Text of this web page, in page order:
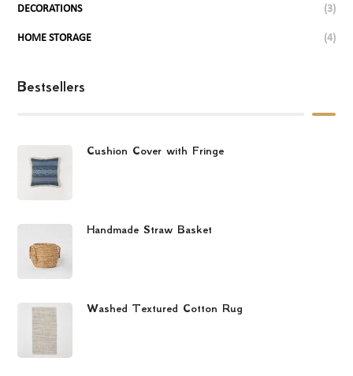
DECORATIONS (3)
HOME STORAGE (4)
Bestsellers
Cushion Cover with Fringe
Handmade Straw Basket
Washed Textured Cotton Rug